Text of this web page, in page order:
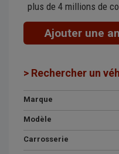
plus de 4 millions de
Ajouter une
> Rechercher un
Marque
Modèle
Carrosserie